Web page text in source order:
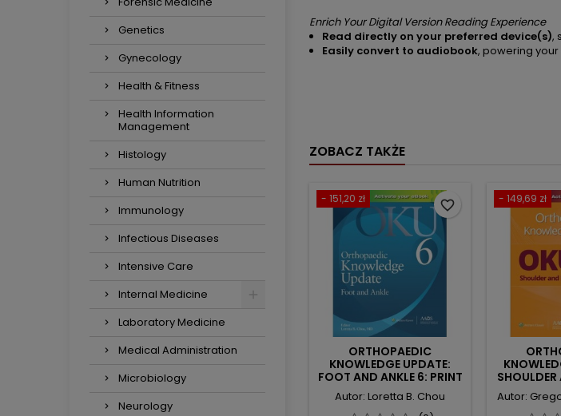
Genetics
Gynecology
Health & Fitness
Health Information
Management
Histology
Human Nutrition
Immunology
Infectious Diseases
Intensive Care
Internal Medicine
Laboratory Medicine
Medical Administration
Microbiology
Neurology
Enrich Your Digital Version Reading Experience
Read directly on your preferred device(s),
Easily convert to audiobook, powering
ZOBACZ TAKŻE
- 151,20 zł
ORTHOPAEDIC
KNOWLEDGE UPDATE:
FOOT AND ANKLE 6: PRINT
+ DIGITAL VERSION
Autor: Loretta B. Chou
favorite_border - 149,69 zł
PRINT +
Autor: